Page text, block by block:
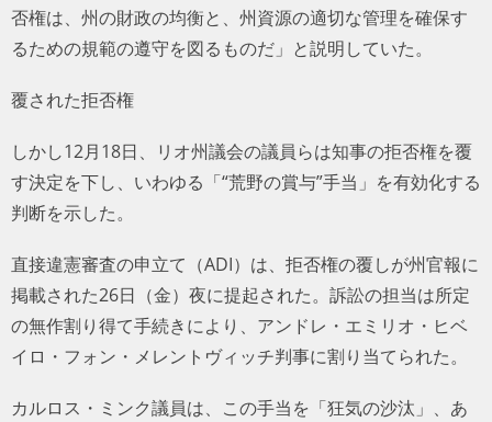
否権は、州の財政の均衡と、州資源の適切な管理を確保す
るための規範の遵守を図るものだ」と説明していた。
覆された拒否権
しかし12月18日、リオ州議会の議員らは知事の拒否権を覆
す決定を下し、いわゆる「“荒野の賞与”手当」を有効化する
判断を示した。
直接違憲審査の申立て（ADI）は、拒否権の覆しが州官報に
掲載された26日（金）夜に提起された。訴訟の担当は所定
の無作割り得て手続きにより、アンドレ・エミリオ・ヒベ
イロ・フォン・メレントヴィッチ判事に割り当てられた。
カルロス・ミンク議員は、この手当を「狂気の沙汰」、あ